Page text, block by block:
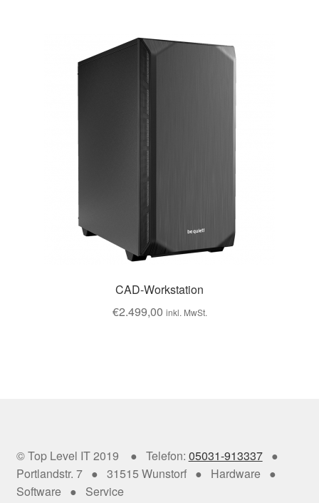
CAD-Workstation
€2.499,00 inkl. MwSt.
© Top Level IT 2019 ● Telefon: 05031-913337●
Portlandstr. 7 ● 31515 Wunstorf ● Hardware ●
Software ● Service